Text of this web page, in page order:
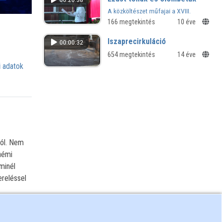
adatok
Nem
A közköltészet műfajai a XVIII.
századi magyar kéziratos és
166 megtekintés 10 éve
00:00:32 Iszaprecirkuláció
654 megtekintés 14 éve